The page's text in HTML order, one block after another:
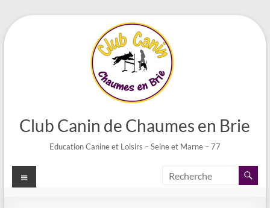
Aller
au
Club Canin de Chaumes en Brie
Education Canine et Loisirs – Seine et Marne – 77
Menu